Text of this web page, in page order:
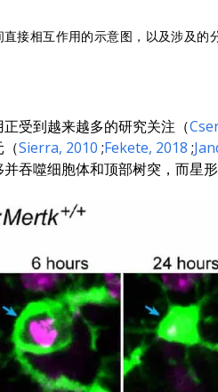
接相互作用的示意图，以及涉及的
受到越来越多的研究关注（
Sierra, 2010 ;Fekete, 2018 ;
吞噬细胞体和顶部树突，而星